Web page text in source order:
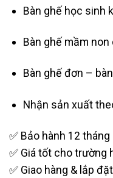
Bàn ghế học sinh
Bàn ghế mầm non
Bàn ghế đơn –
Nhận sản xuất
✅ Bảo hành 12 tháng
✅ Giá tốt cho trường
✅ Giao hàng & lắp